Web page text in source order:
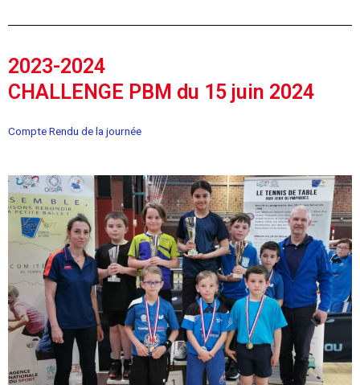
2023-2024
CHALLENGE PBM du 15 juin 2024
Compte Rendu de la journée